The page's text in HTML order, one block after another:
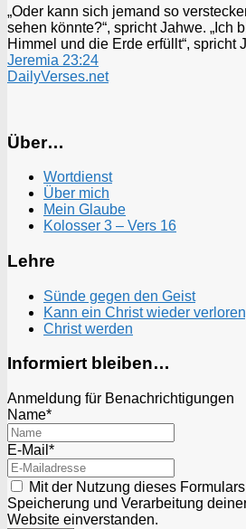
„Oder kann sich jemand so
sehen könnte?“, spricht Jahwe. „Ich
Himmel und die Erde erfüllt“, spricht
Jeremia 23:24
DailyVerses.net
Über…
Wortdienst
Über mich
Mein Glaube
Kolosser 3 – Vers 16
Lehre
Sünde gegen den Geist
Kann ein Christ wieder
Christ werden
Informiert bleiben…
Anmeldung für Benachrichtigungen
Name*
E-Mail*
Mit der Nutzung dieses
Speicherung und Verarbeitung
Website einverstanden.